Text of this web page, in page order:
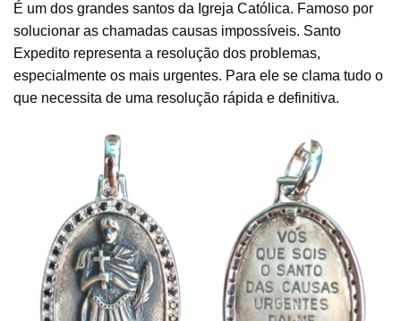
É um dos grandes santos da Igreja Católica. Famoso por
solucionar as chamadas causas impossíveis. Santo
Expedito representa a resolução dos problemas,
especialmente os mais urgentes. Para ele se clama tudo o
que necessita de uma resolução rápida e definitiva.